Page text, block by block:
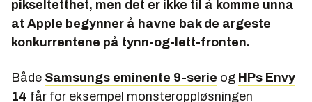
pikseltetthet, men det er ikke til å komme unna
at Apple begynner å havne bak de argeste
konkurrentene på tynn-og-lett-fronten.
Både Samsungs eminente 9-serie og HPs Envy
14 får for eksempel monsteroppløsningen